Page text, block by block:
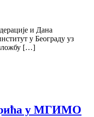
и Дана
у Београду уз
[…]
у МГИМО